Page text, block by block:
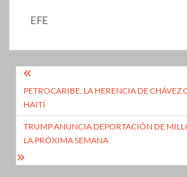
EFE
Navegación
de
entradas
PETROCARIBE, LA HERENCIA DE CHÁVEZ
HAITÍ
TRUMP ANUNCIA DEPORTACIÓN DE
LA PRÓXIMA SEMANA